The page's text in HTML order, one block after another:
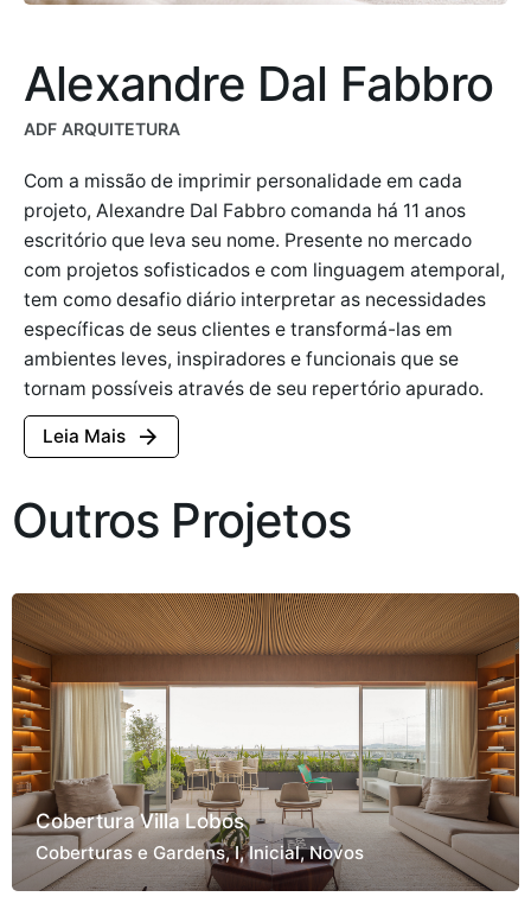
Alexandre Dal Fabbro
ADF ARQUITETURA
Com a missão de imprimir personalidade em cada
projeto, Alexandre Dal Fabbro comanda há 11 anos
escritório que leva seu nome. Presente no mercado
com projetos sofisticados e com linguagem atemporal,
tem como desafio diário interpretar as necessidades
específicas de seus clientes e transformá-las em
ambientes leves, inspiradores e funcionais que se
tornam possíveis através de seu repertório apurado.
Leia Mais
Outros Projetos
Cobertura Villa Lobos
Coberturas e Gardens I Inicial Novos